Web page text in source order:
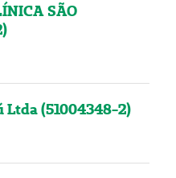
SÃO
(51004348-2)